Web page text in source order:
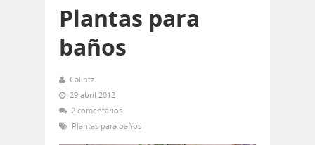
Plantas para
baños
Calintz
29 abril 2012
2 comentarios
Plantas para baños